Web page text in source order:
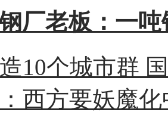
厂老板：一
10个城市群
西方要妖魔